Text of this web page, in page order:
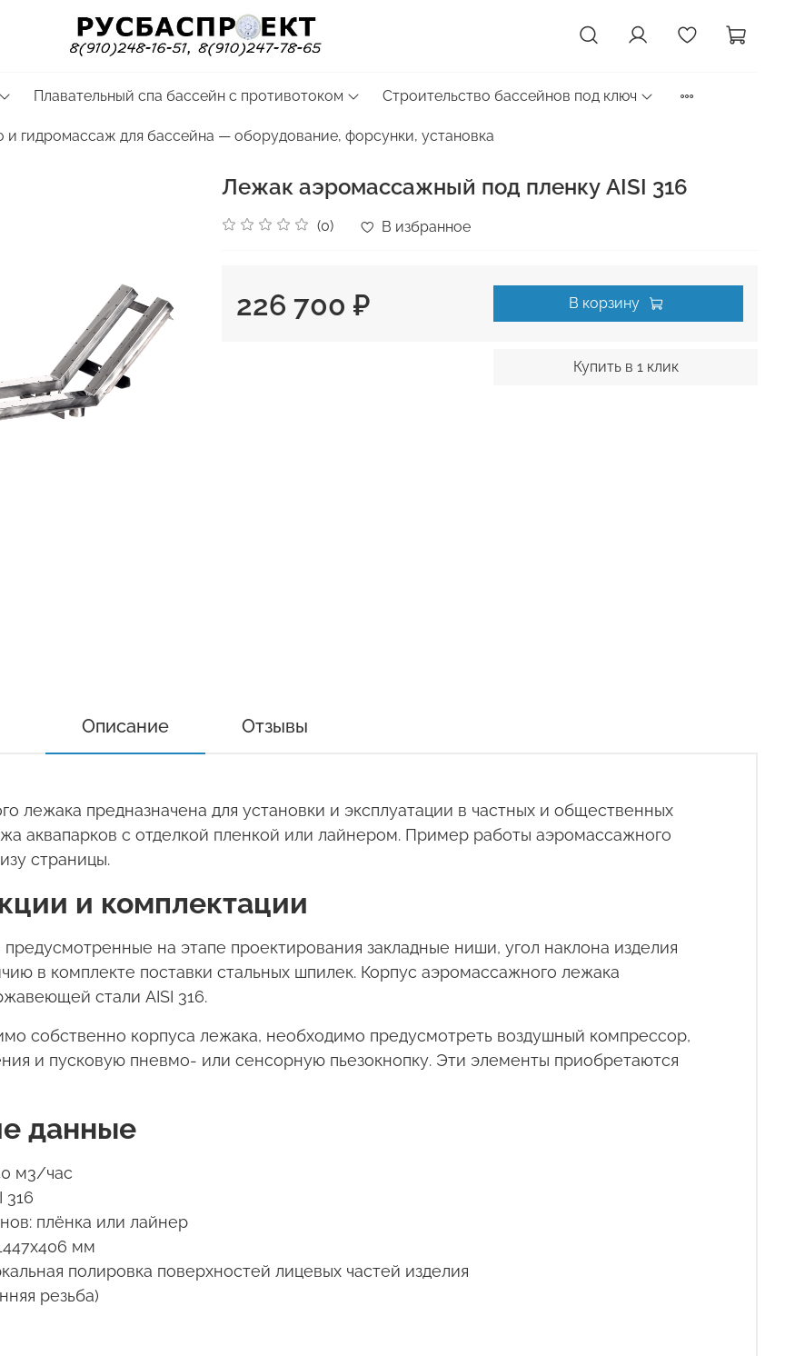
Плавательный спа бассейн с противотоком Строительство бассейнов под ключ
и гидромассаж для бассейна — оборудование, форсунки, установка
Лежак аэромассажный под пленку AISI 316
(0) В избранное
226 700 ₽ В корзину
Купить в 1 клик
Описание Отзывы
лежака предназначена для установки и эксплуатации в частных и общественных
аквапарков с отделкой пленкой или лайнером. Пример работы аэромассажного
страницы.
и комплектации
на этапе проектирования закладные ниши, угол наклона изделия
в комплекте поставки стальных шпилек. Корпус аэромассажного лежака
стали AISI 316.
собственно корпуса лежака, необходимо предусмотреть воздушный компрессор,
и пусковую пневмо- или сенсорную пьезокнопку. Эти элементы приобретаются
данные
м3/час
316
плёнка или лайнер
мм
полировка поверхностей лицевых частей изделия
резьба)